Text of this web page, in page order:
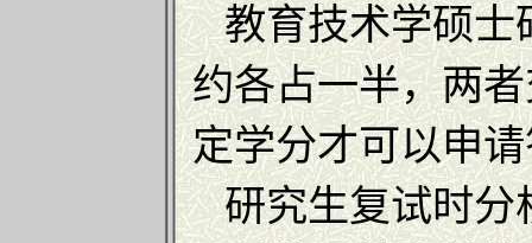
教育技术学硕士
约各占一半，两
定学分才可以申
研究生复试时分